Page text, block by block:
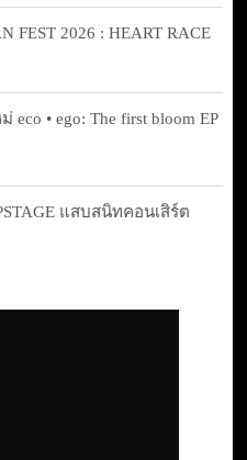
FEST 2026 : HEART RACE
eco • ego: The first bloom EP
แสบสนิทคอนเสิร์ต